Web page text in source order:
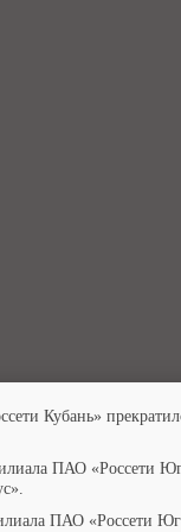
Кубань»
ПАО «Россети
ПАО «Россети